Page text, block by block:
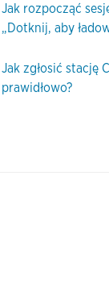
Jak rozpocząć
„Dotknij, aby
Jak zgłosić stację
prawidłowo?